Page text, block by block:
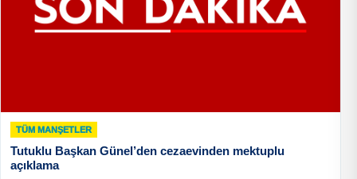
TÜM MANŞETLER
Tutuklu Başkan Günel’den cezaevinden mektuplu
açıklama